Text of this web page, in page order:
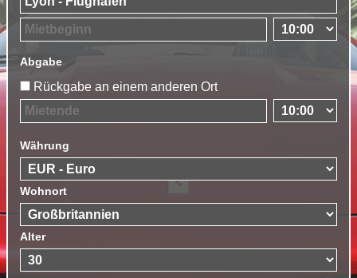
Abgabe
Rückgabe an einem anderen Ort
Währung
Wohnort
Alter